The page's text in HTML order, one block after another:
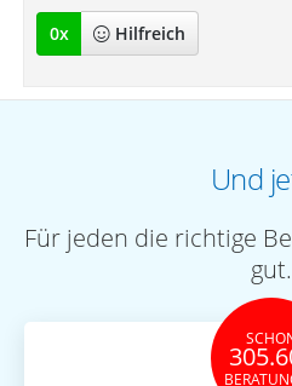
0x Hilfreich
Und
Für jeden die richtige
gut.